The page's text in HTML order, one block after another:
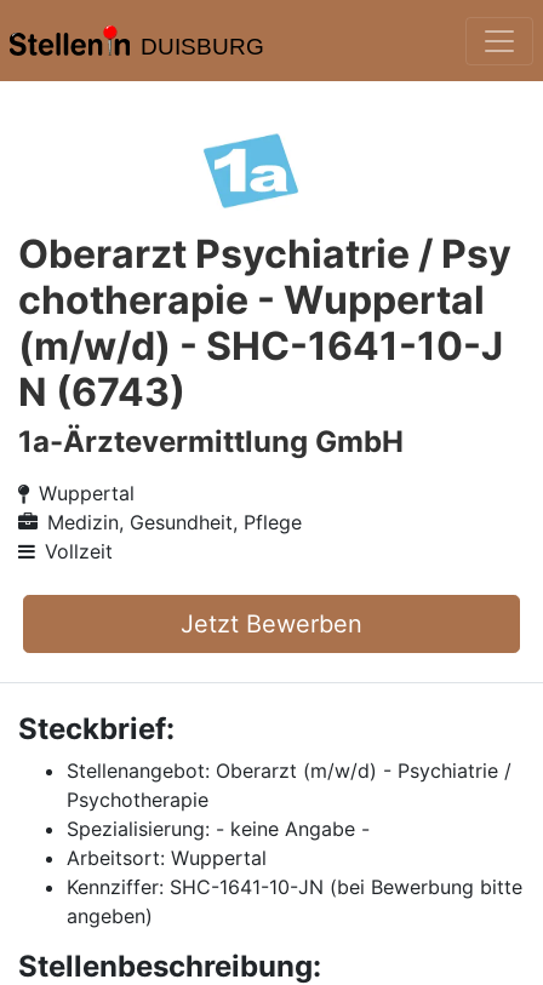
DUISBURG
Oberarzt Psychiatrie / Psy
chotherapie - Wuppertal
(m/w/d) - SHC-1641-10-J
N (6743)
1a-Ärztevermittlung GmbH
Wuppertal
Medizin, Gesundheit, Pflege
Vollzeit
Jetzt Bewerben
Steckbrief:
Stellenangebot: Oberarzt (m/w/d) - Psychiatrie /
Psychotherapie
Spezialisierung: - keine Angabe -
Arbeitsort: Wuppertal
Kennziffer: SHC-1641-10-JN (bei Bewerbung bitte
angeben)
Stellenbeschreibung: